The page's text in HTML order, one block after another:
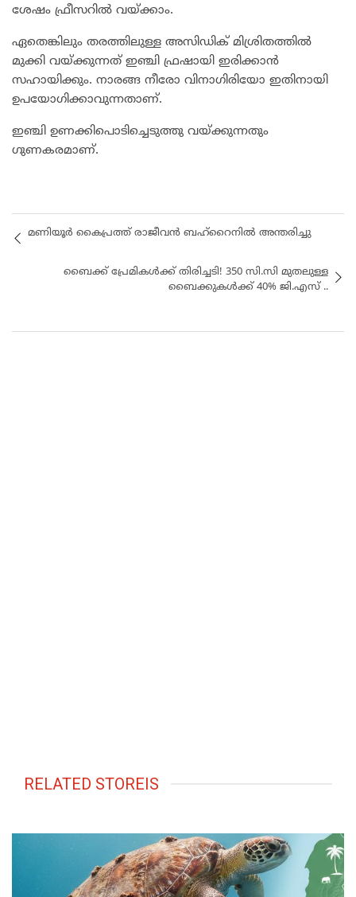
ശേഷം ഫ്രീസറില്‍ വയ്ക്കാം.
ഏതെങ്കിലും തരത്തിലുള്ള അസിഡിക് മിശ്രിതത്തിൽ
മുക്കി വയ്ക്കുന്നത് ഇഞ്ചി ഫ്രഷായി ഇരിക്കാൻ
സഹായിക്കും. നാരങ്ങ നീരോ വിനാഗിരിയോ ഇതിനായി
ഉപയോഗിക്കാവുന്നതാണ്.
ഇഞ്ചി ഉണക്കിപൊടിച്ചെടുത്തു വയ്ക്കുന്നതും
ഗുണകരമാണ്.
മണിയൂർ കൈപ്രത്ത് രാജീവൻ ബഹ്റൈനിൽ അന്തരിച്ചു
ബൈക്ക് പ്രേമികള്‍ക്ക് തിരിച്ചടി! 350 സി.സി മുതലുള്ള
ബൈക്കുകള്‍ക്ക് 40% ജി.എസ് ..
RELATED STOREIS